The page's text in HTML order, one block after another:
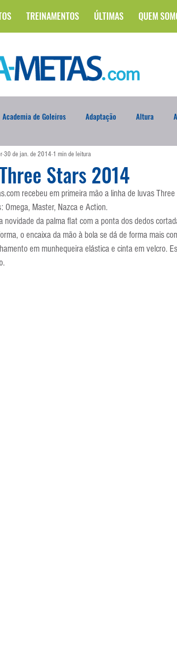
TREINAMENTOS ÚLTIMAS QUEM
Academia de Goleiros Adaptação Altura
da Semana Brasileirão
Mundo Curso Defesa da Semana
Escola Alemã Escola Americana
Stars 2014
30 de jan. de 2014 1 min de leitura
recebeu em primeira mão a linha de luvas
Omega, Master, Nazca e Action.
novidade da palma flat com a ponta dos dedos
o encaixa da mão à bola se dá de forma mais
em munhequeira elástica e cinta em velcro.